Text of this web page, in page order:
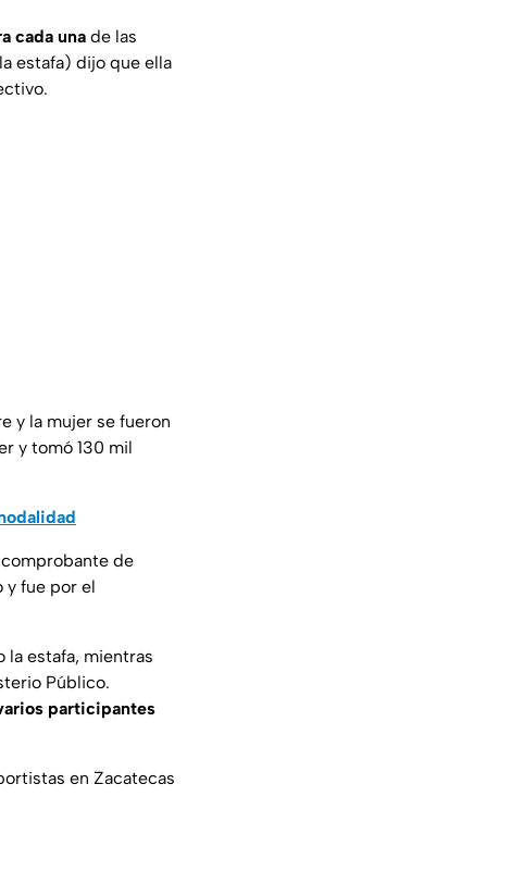
cada una de las
estafa) dijo que ella
y la mujer se fueron
y tomó 130 mil
de
y fue por el
la estafa, mientras
Público.
participantes
en Zacatecas